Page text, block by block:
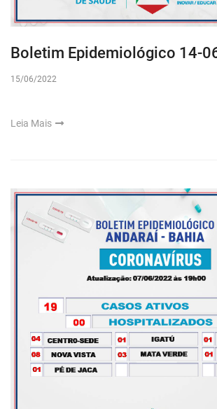
Boletim Epidemiológico 14-
15/06/2022
Leia Mais